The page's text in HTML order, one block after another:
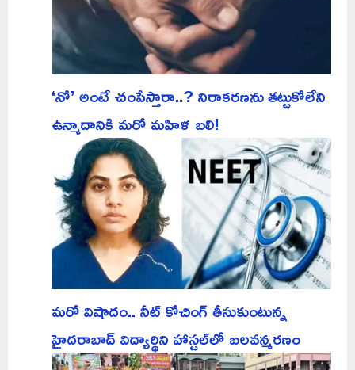
‘నో’ అంటే చంపేస్తారా..? నిరాకరణను తట్టుకోలేని
ఉన్మాదానికి మరో మహిళ బలి!
మరో విషాదం.. నీట్ కోచింగ్ తీసుకుంటున్న
హైదరాబాద్ విద్యార్థిని హాస్టల్‌లో బలవన్మరణం